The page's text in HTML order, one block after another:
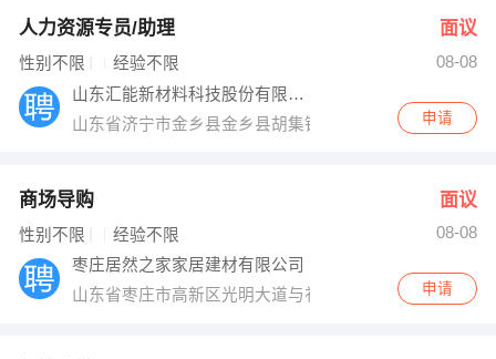
人力资源专员/助理 面议
性别不限 经验不限
08-08
山东汇能新材料科技股份有限公司
山东省济宁市金乡县金乡县胡集镇济宁化学工业开发区
申请
商场导购 面议
性别不限 经验不限
08-08
枣庄居然之家家居建材有限公司
山东省枣庄市高新区光明大道与祁连山路交界处申请